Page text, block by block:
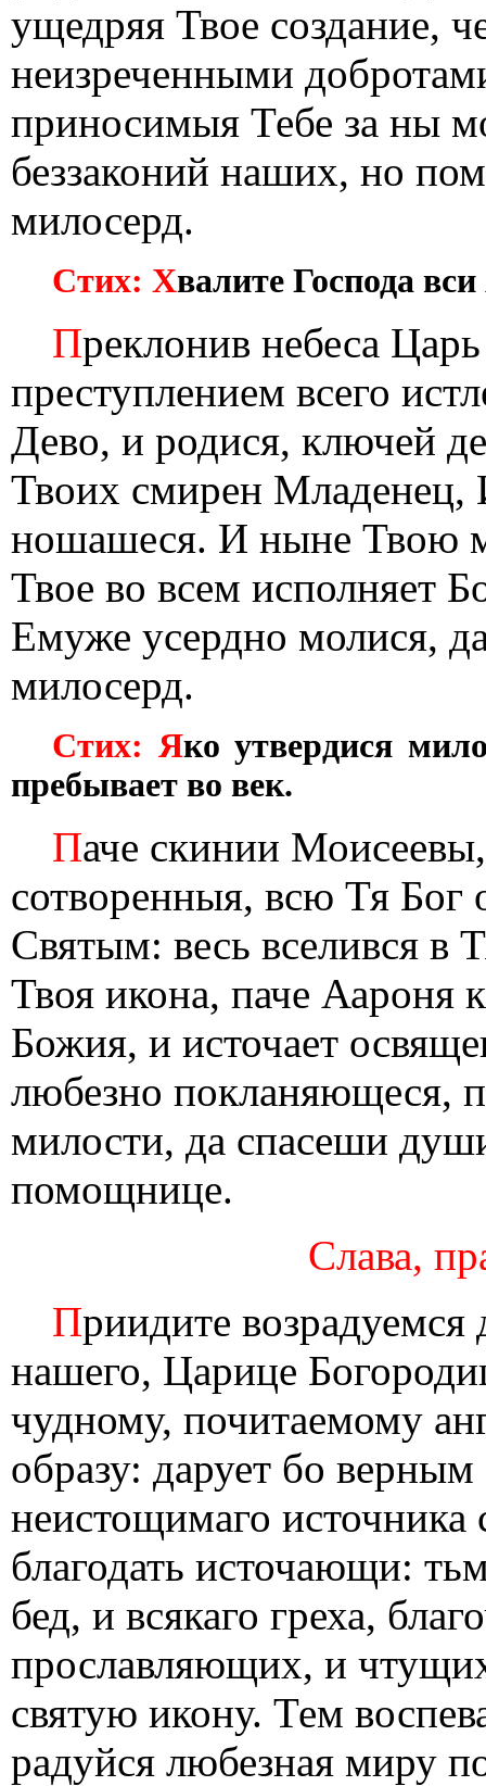
ущедряя Твое создание,
неизреченными
приносимыя Тебе за ны
беззаконий наших, но
милосерд.
Стих: Хвалите Господа
Преклонив небеса
преступлением всего
Дево, и родися, ключей
Твоих смирен Младенец,
ношашеся. И ныне Твою
Твое во всем исполняет
Емуже усердно молися,
милосерд.
Стих: Яко утвердися
пребывает во век.
Паче скинии
сотворенныя, всю Тя Бог
Святым: весь вселився в
Твоя икона, паче Аароня
Божия, и источает
любезно покланяющеся,
милости, да спасеши
помощнице.
Слава,
Приидите возрадуемся
нашего, Царице
чудному, почитаемому
образу: дарует бо
неистощимаго
благодать источающи:
бед, и всякаго греха,
прославляющих, и
святую икону. Тем
радуйся любезная миру